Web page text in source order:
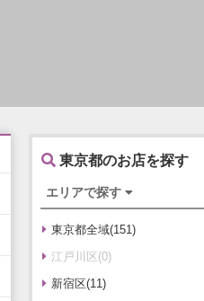
東京都のお店を探す
エリアで探す
東京都全域(151)
江戸川区(0)
新宿区(11)